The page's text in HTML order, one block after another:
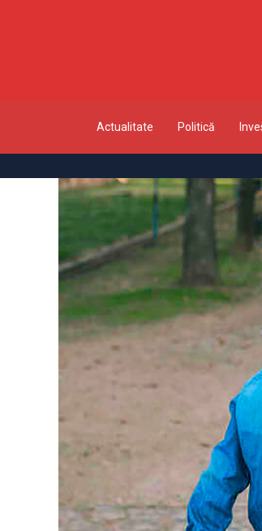
Actualitate Politică